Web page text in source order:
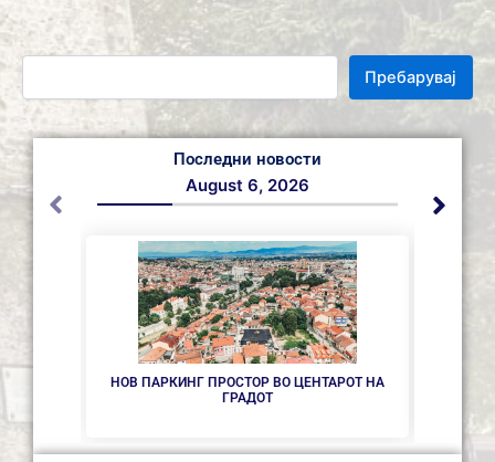
Пребарувај
Последни новости
НОВ ПАРКИНГ ПРОСТОР ВО ЦЕНТАРОТ НА
ГРАДОТ
August 6, 2026